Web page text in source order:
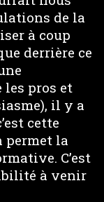
de la
à coup
derrière ce
pros et
il y a
cette
la
C’est
à venir